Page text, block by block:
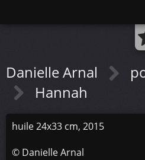
Danielle Arnal
Hannah
huile 24x33 cm, 2015
© Danielle Arnal